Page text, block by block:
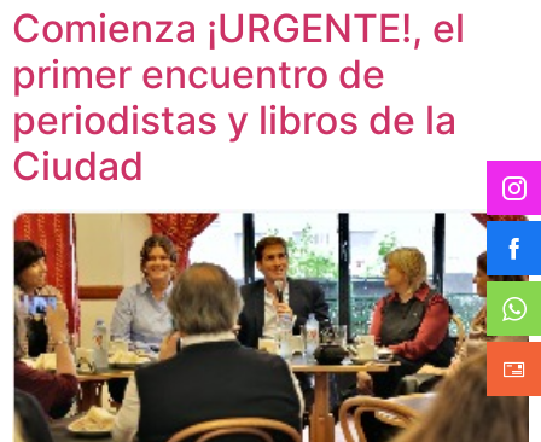
Comienza ¡URGENTE!, el
primer encuentro de
periodistas y libros de la
Ciudad